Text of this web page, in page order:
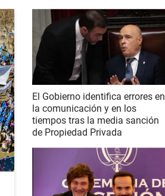
El Gobierno identifica errores en
la comunicación y en los
tiempos tras la media sanción
de Propiedad Privada